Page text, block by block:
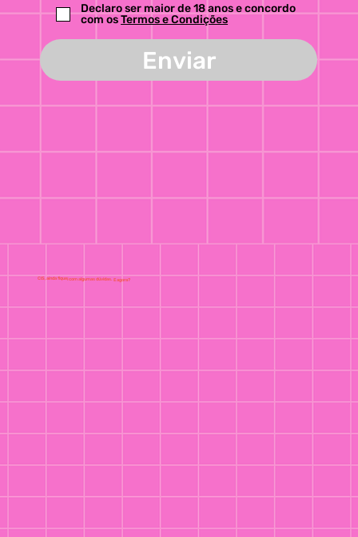
Declaro ser maior de 18 anos e concordo
com osTermos e Condições
Enviar
CiS, ainda fiquei com algumas dúvidas. E agora?